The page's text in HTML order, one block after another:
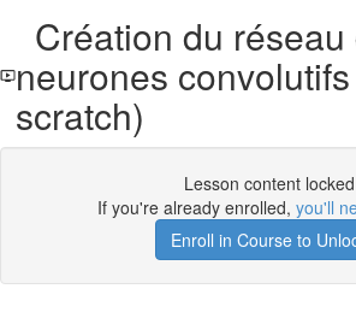
Création du réseau
neurones
scratch)
Lesson content locked
If you're already enrolled, you'll
Enroll in Course to